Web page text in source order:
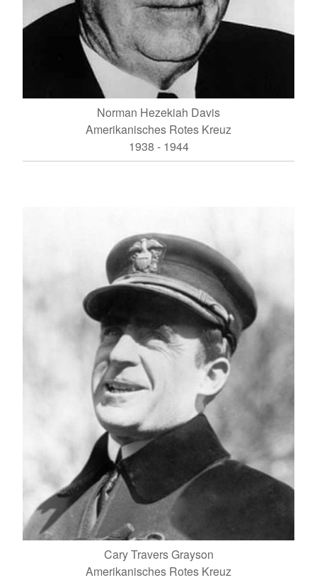
Norman Hezekiah Davis
Amerikanisches Rotes Kreuz
1938 - 1944
Cary Travers Grayson
Amerikanisches Rotes Kreuz